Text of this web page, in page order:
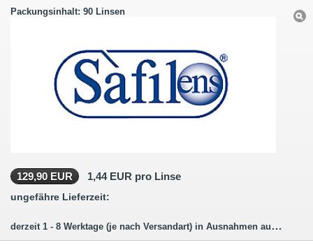
Packungsinhalt: 90 Linsen
129,90 EUR 1,44 EUR pro Linse
ungefähre Lieferzeit:
derzeit 1 - 8 Werktage (je nach Versandart) in Ausnahmen auch länger.